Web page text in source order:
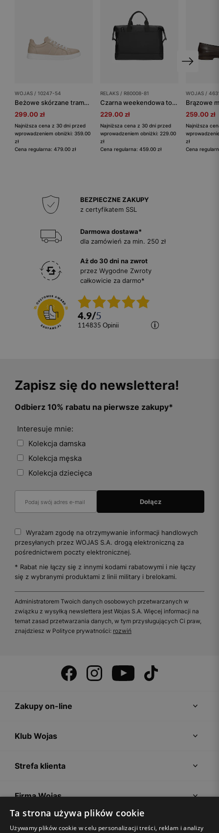
WOJAS / 10247-54
Beżowe skórzane trampki męskie na białej podeszwie
299.00 zł
Najniższa cena z 30 dni przed
wprowadzeniem obniżki: 359.00
zł
Cena regularna: 479.00 zł
RELAKS / R80008-81
Czarna weekendowa torba męska RELAKS z tkaniny i skóry licowej
229.00 zł
Najniższa cena z 30 dni przed
wprowadzeniem obniżki: 229.00
zł
Cena regularna: 459.00 zł
WOJAS /
259.00 zł
Najniższa
zł
Cena
BEZPIECZNE ZAKUPY
z certyfikatem SSL
Darmowa dostawa*
dla zamówień za min. 250 zł
Aż do 30 dni na zwrot
przez Wygodne Zwroty
całkowicie za darmo*
4.9/5
114835 opinii
Zapisz się do newslettera!
Odbierz 10% rabatu na pierwsze zakupy*
Interesuje mnie:
Kolekcja damska
Kolekcja męska
Kolekcja dziecięca
Wyrażam zgodę na otrzymywanie informacji handlowych
przesyłanych przez WOJAS S.A. drogą elektroniczną za
pośrednictwem poczty elektronicznej.
* Rabat nie łączy się z innymi kodami rabatowymi i nie łączy
się z wybranymi produktami z linii military i brelokami.
Administratorem Twoich danych osobowych przetwarzanych w
związku z wysyłką newslettera jest Wojas S.A. Więcej informacji na
temat zasad przetwarzania danych, w tym przysługujących Ci praw,
znajdziesz w Polityce prywatności: rozwiń
Zakupy on-line
Klub Wojas
Strefa klienta
Firma Wojas
Porady
Ta strona używa plików cookie
Używamy plików cookie w celu personalizacji treści, reklam i analizy